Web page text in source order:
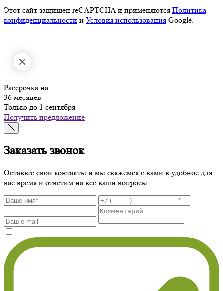
Этот сайт защищен reCAPTCHA и применяются Политика
конфиденциальности и Условия использования Google.
Рассрочка на
36 месяцев
Только до 1 сентября
Получить предложение
Заказать звонок
Оставьте свои контакты и мы свяжемся с вами в удобное для
вас время и ответим на все ваши вопросы